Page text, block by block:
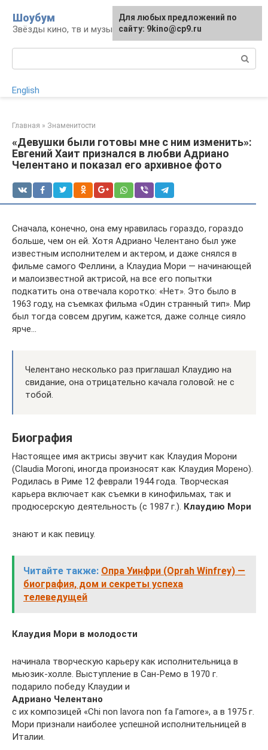
контенту
Шоубум
Звёзды кино, тв и музыки
English
Главная » Знаменитости
«Девушки были готовы мне с ним изменить»:
Евгений Хаит признался в любви Адриано
Челентано и показал его архивное фото
Сначала, конечно, она ему нравилась гораздо, гораздо
больше, чем он ей. Хотя Адриано Челентано был уже
известным исполнителем и актером, и даже снялся в
фильме самого Феллини, а Клаудиа Мори — начинающей
и малоизвестной актрисой, на все его попытки
подкатить она отвечала коротко: «Нет». Это было в
1963 году, на съемках фильма «Один странный тип». Мир
был тогда совсем другим, кажется, даже солнце сияло
ярче…
Челентано несколько раз приглашал Клаудию на
свидание, она отрицательно качала головой: не с
тобой.
Биография
Настоящее имя актрисы звучит как Клаудия Морони
(Claudia Moroni, иногда произносят как Клаудия Морено).
Родилась в Риме 12 феврали 1944 года. Творческая
карьера включает как съемки в кинофильмах, так и
продюсерскую деятельность (с 1987 г.). Клаудию Мори
знают и как певицу.
Читайте также: Опра Уинфри (Oprah Winfrey) —
биография, дом и секреты успеха
телеведущей
Клаудия Мори в молодости
начинала творческую карьеру как исполнительница в
мьюзик-холле. Выступление в Сан-Ремо в 1970 г.
подарило победу Клаудии и
Адриано Челентано
с их композицей «Chi non lavora non fa l’amore», а в 1975 г.
Мори признали наиболее успешной исполнительницей в
Италии.
Для любых предложений по
сайту: 9kino@cp9.ru